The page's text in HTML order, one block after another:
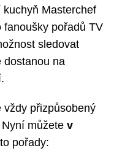
Masterchef
pořadů TV
sledovat
dostanou na
přizpůsobený
můžete v
pořady: